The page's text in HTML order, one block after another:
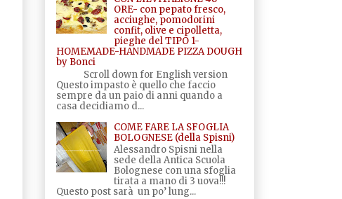
ORE- con pepato fresco,
acciughe, pomodorini
confit, olive e cipolletta,
pieghe del TIPO 1-
HOMEMADE-HANDMADE PIZZA DOUGH
by Bonci
Scroll down for English version
Questo impasto è quello che faccio
sempre da un paio di anni quando a
casa decidiamo d...
COME FARE LA SFOGLIA
BOLOGNESE (della Spisni)
Alessandro Spisni nella
sede della Antica Scuola
Bolognese con una sfoglia
tirata a mano di 3 uova!!!
Questo post sarà un po’ lung...